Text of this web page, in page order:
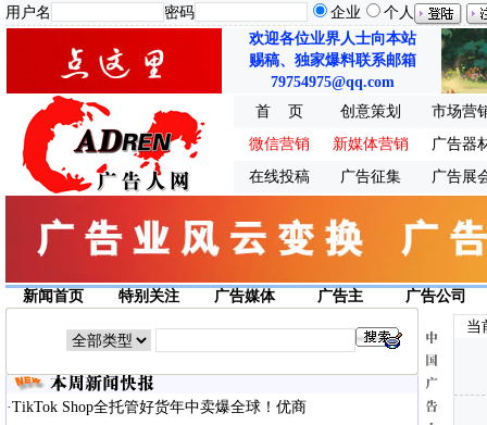
用户名 密码 企业
个人
欢迎各位业界人士向本站
赐稿、独家爆料联系邮箱
79754975@qq.com
首 页
创意策划
市场营
微信营销
新媒体营销
广告器
在线投稿
广告征集 广告展
新闻首页 特别关注 广告媒体 广告主 广告公司
·TikTok Shop全托管好货年中卖爆全球！优商
当